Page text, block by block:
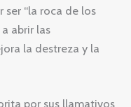
ser “la roca de los
abrir las
la destreza y la
por sus llamativos